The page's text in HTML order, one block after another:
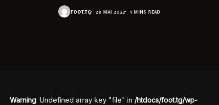
FOOT.TG 28 MAI 2022 1 MINS READ
Warning: Undefined array key "file" in /htdocs/foot.tg/wp-